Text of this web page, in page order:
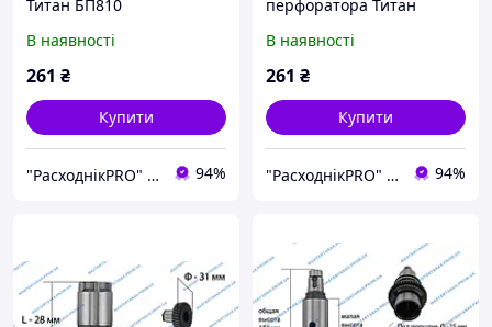
Титан БП810
В наявності
261 ₴
Купити
"РасходнікPRO" магазин запчастин 94%
перфоратора Титан
В наявності
261 ₴
Купити
"РасходнікPRO" магазин запчастин 94%